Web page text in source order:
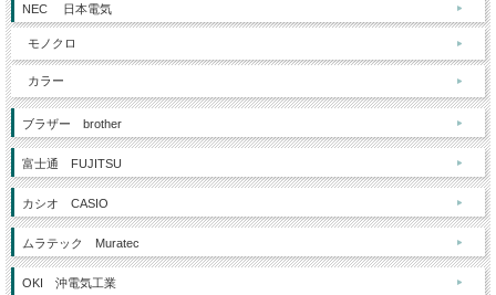
NEC 日本電気
モノクロ
カラー
ブラザー brother
富士通 FUJITSU
カシオ CASIO
ムラテック Muratec
OKI 沖電気工業